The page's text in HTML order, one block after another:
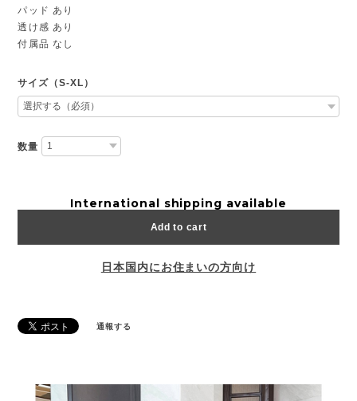
パッド あり
透け感 あり
付属品 なし
サイズ（S-XL）
数量
International shipping available
Add to cart
日本国内にお住まいの方向け
通報する